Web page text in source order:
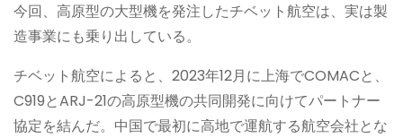
今回、高原型の大型機を発注したチベット航空は、実は製
造事業にも乗り出している。
チベット航空によると、2023年12月に上海でCOMACと、
C919とARJ-21の高原型機の共同開発に向けてパートナー
協定を結んだ。中国で最初に高地で運航する航空会社とな